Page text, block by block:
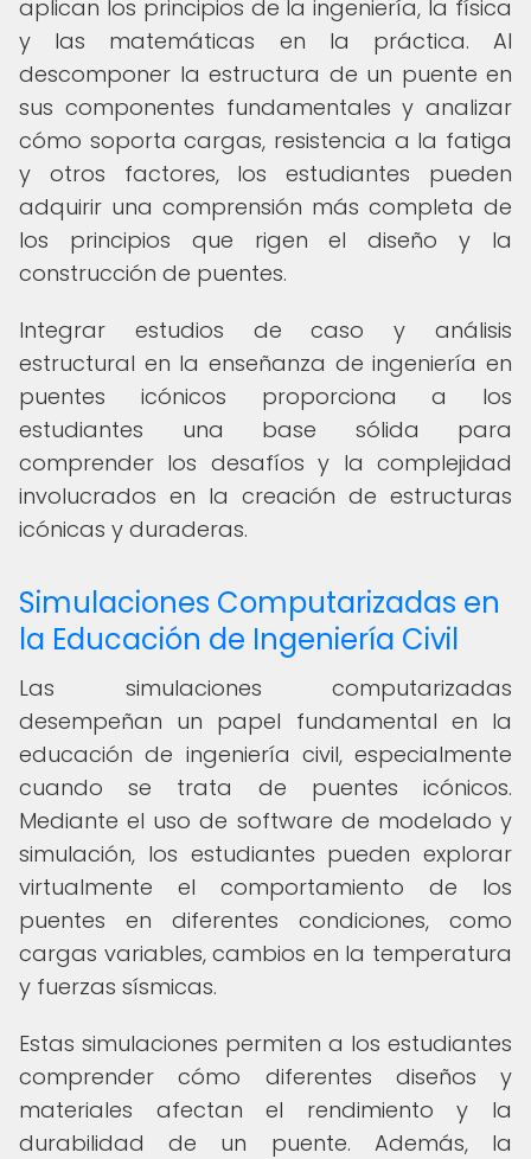
aplican los principios de la ingeniería, la física
y las matemáticas en la práctica. Al
descomponer la estructura de un puente en
sus componentes fundamentales y analizar
cómo soporta cargas, resistencia a la fatiga
y otros factores, los estudiantes pueden
adquirir una comprensión más completa de
los principios que rigen el diseño y la
construcción de puentes.
Integrar estudios de caso y análisis
estructural en la enseñanza de ingeniería en
puentes icónicos proporciona a los
estudiantes una base sólida para
comprender los desafíos y la complejidad
involucrados en la creación de estructuras
icónicas y duraderas.
Simulaciones Computarizadas en
la Educación de Ingeniería Civil
Las simulaciones computarizadas
desempeñan un papel fundamental en la
educación de ingeniería civil, especialmente
cuando se trata de puentes icónicos.
Mediante el uso de software de modelado y
simulación, los estudiantes pueden explorar
virtualmente el comportamiento de los
puentes en diferentes condiciones, como
cargas variables, cambios en la temperatura
y fuerzas sísmicas.
Estas simulaciones permiten a los estudiantes
comprender cómo diferentes diseños y
materiales afectan el rendimiento y la
durabilidad de un puente. Además, la